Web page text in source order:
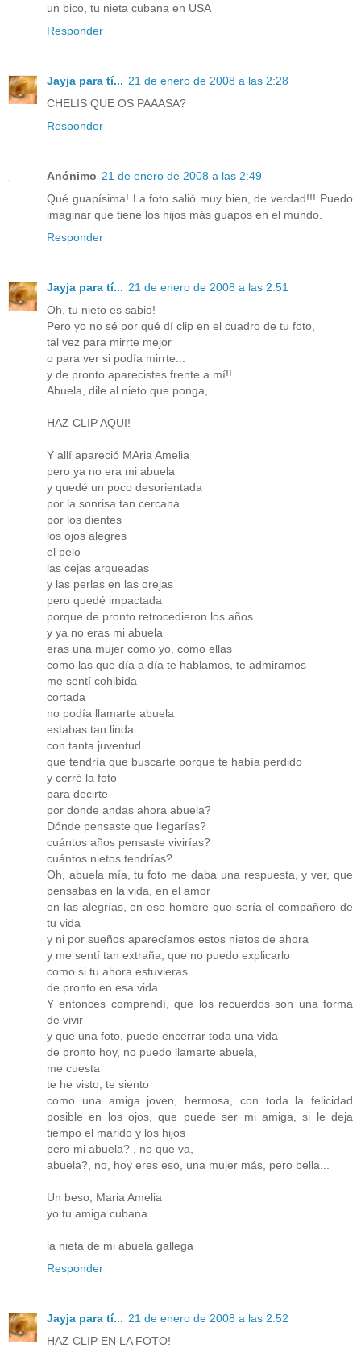
un bico, tu nieta cubana en USA
Responder
Jayja para tí... 21 de enero de 2008 a las 2:28
CHELIS QUE OS PAAASA?
Responder
Anónimo 21 de enero de 2008 a las 2:49
Qué guapísima! La foto salió muy bien, de verdad!!! Puedo
imaginar que tiene los hijos más guapos en el mundo.
Responder
Jayja para tí... 21 de enero de 2008 a las 2:51
Oh, tu nieto es sabio!
Pero yo no sé por qué dí clip en el cuadro de tu foto,
tal vez para mirrte mejor
o para ver si podía mirrte...
y de pronto aparecistes frente a mí!!
Abuela, dile al nieto que ponga,
HAZ CLIP AQUI!
Y allí apareció MAria Amelia
pero ya no era mi abuela
y quedé un poco desorientada
por la sonrisa tan cercana
por los dientes
los ojos alegres
el pelo
las cejas arqueadas
y las perlas en las orejas
pero quedé impactada
porque de pronto retrocedieron los años
y ya no eras mi abuela
eras una mujer como yo, como ellas
como las que día a día te hablamos, te admiramos
me sentí cohibida
cortada
no podía llamarte abuela
estabas tan linda
con tanta juventud
que tendría que buscarte porque te había perdido
y cerré la foto
para decirte
por donde andas ahora abuela?
Dónde pensaste que llegarías?
cuántos años pensaste vivirías?
cuántos nietos tendrías?
Oh, abuela mía, tu foto me daba una respuesta, y ver, que
pensabas en la vida, en el amor
en las alegrías, en ese hombre que sería el compañero de
tu vida
y ni por sueños aparecíamos estos nietos de ahora
y me sentí tan extraña, que no puedo explicarlo
como si tu ahora estuvieras
de pronto en esa vida...
Y entonces comprendí, que los recuerdos son una forma
de vivir
y que una foto, puede encerrar toda una vida
de pronto hoy, no puedo llamarte abuela,
me cuesta
te he visto, te siento
como una amiga joven, hermosa, con toda la felicidad
posible en los ojos, que puede ser mi amiga, si le deja
tiempo el marido y los hijos
pero mi abuela? , no que va,
abuela?, no, hoy eres eso, una mujer más, pero bella...
Un beso, Maria Amelia
yo tu amiga cubana
la nieta de mi abuela gallega
Responder
Jayja para tí... 21 de enero de 2008 a las 2:52
HAZ CLIP EN LA FOTO!